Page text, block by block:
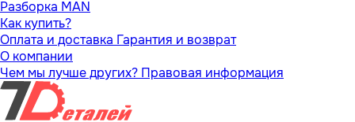
Разборка MAN
Как купить?
Оплата и доставка Гарантия и возврат
О компании
Чем мы лучше других? Правовая информация